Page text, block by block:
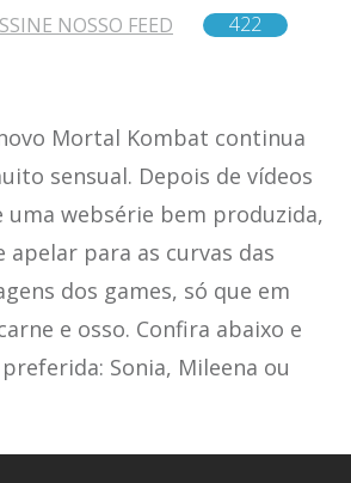
NOSSO FEED 422
Mortal Kombat continua
sensual. Depois de vídeos
uma websérie bem produzida,
apelar para as curvas das
dos games, só que em
e osso. Confira abaixo e
Sonia, Mileena ou